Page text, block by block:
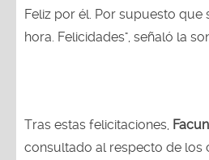
Feliz por él. Por supuesto que
hora. Felicidades", señaló la
Tras estas felicitaciones,
consultado al respecto de los